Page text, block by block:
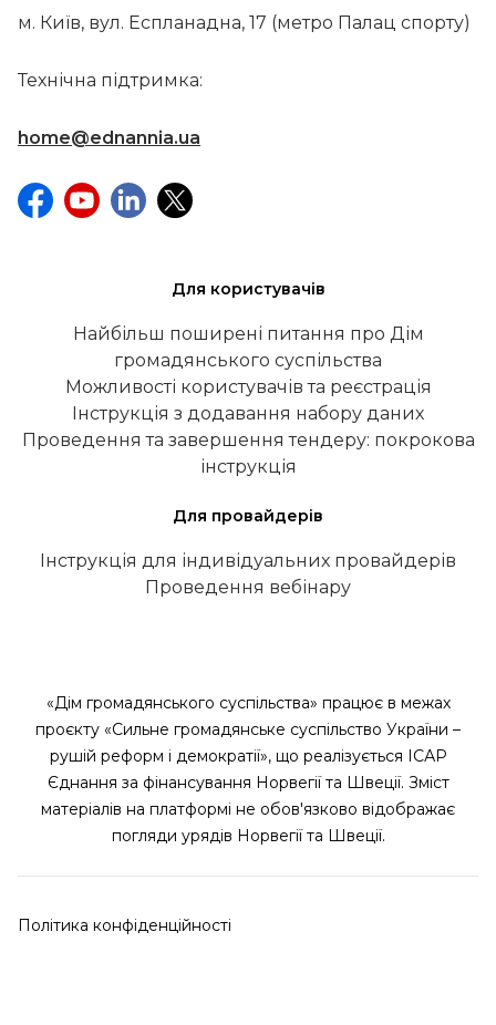
м. Київ, вул. Еспланадна, 17 (метро Палац спорту)
Технічна підтримка:
home@ednannia.ua
Для користувачів
Найбільш поширені питання про Дім
громадянського суспільства
Можливості користувачів та реєстрація
Інструкція з додавання набору даних
Проведення та завершення тендеру: покрокова
інструкція
Для провайдерів
Інструкція для індивідуальних провайдерів
Проведення вебінару
«Дім громадянського суспільства» працює в межах
проєкту «Сильне громадянське суспільство України –
рушій реформ і демократії», що реалізується ІСАР
Єднання за фінансування Норвегії та Швеції. Зміст
матеріалів на платформі не обов'язково відображає
погляди урядів Норвегії та Швеції.
Політика конфіденційності